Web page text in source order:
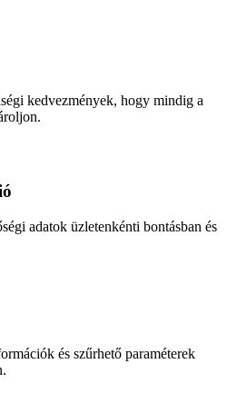
kedvezmények, hogy mindig a
adatok üzletenkénti bontásban és
és szűrhető paraméterek